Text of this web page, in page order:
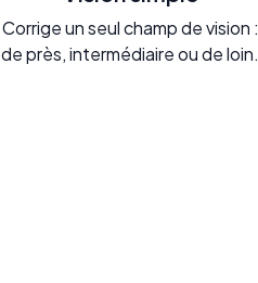
Corrige un seul champ de vision :
de près, intermédiaire ou de loin.